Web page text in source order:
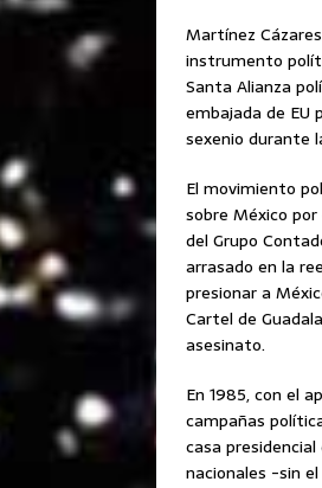
Martínez
instrumento
Santa Alianza
embajada de EU
sexenio durante
El movimiento
sobre México
del Grupo
arrasado en la
presionar a
Cartel de
asesinato.
En 1985, con el
campañas
casa
nacionales -sin